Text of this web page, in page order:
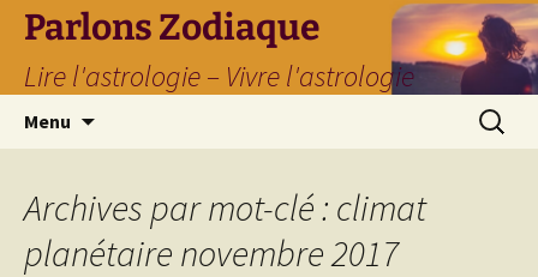
Parlons Zodiaque
Lire l'astrologie – Vivre l'astrologie
Menu
Archives par mot-clé : climat
planétaire novembre 2017